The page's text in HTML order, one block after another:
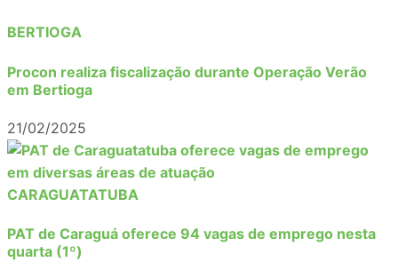
BERTIOGA
Procon realiza fiscalização durante Operação Verão
em Bertioga
21/02/2025
CARAGUATATUBA
PAT de Caraguá oferece 94 vagas de emprego nesta
quarta (1º)